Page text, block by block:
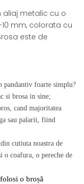
aliaj metalic cu o
mm, colorata cu
este de
pandantiv foarte simplu?
si brosa in sine;
cand majoritatea
sau palarii, fiind
cutiuta noastra de
coafura, o pereche de
o broșă